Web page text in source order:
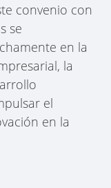
convenio con
se
en la
la
el
en la